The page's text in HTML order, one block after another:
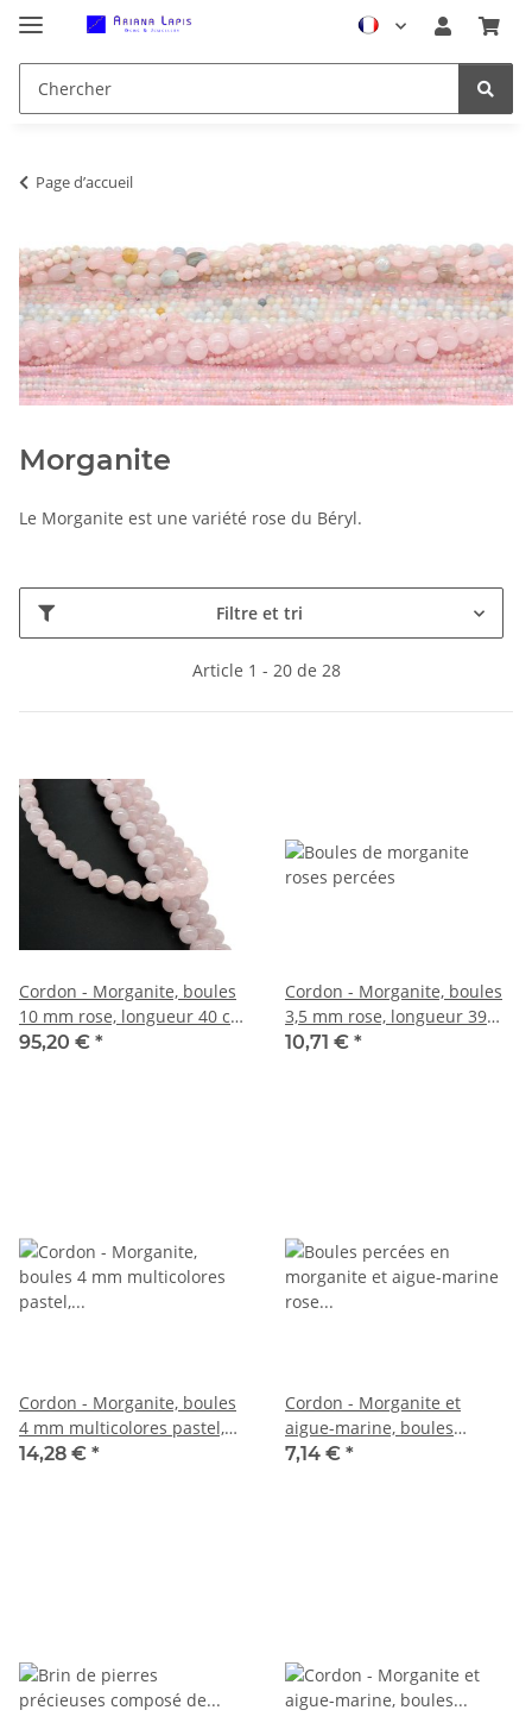
Page d’accueil
Morganite
Le Morganite est une variété rose du Béryl.
Filtre et tri
Article 1 - 20 de 28
Cordon - Morganite, boules
10 mm rose, longueur 40 cm
/2937
95,20 € *
Cordon - Morganite, boules
3,5 mm rose, longueur 39
cm /5126
10,71 € *
Cordon - Morganite, boules
4 mm multicolores pastel,
longueur 40 cm /1564
14,28 € *
Cordon - Morganite et
aigue-marine, boules
facettées 2mm, rose
7,14 € *